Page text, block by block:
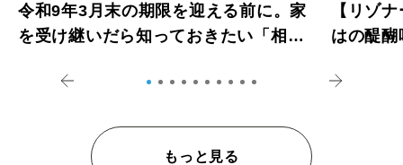
令和9年3月末の期限を迎える前に。家
を受け継いだら知っておきたい「相続
【リゾ
はの醍
もっと見る